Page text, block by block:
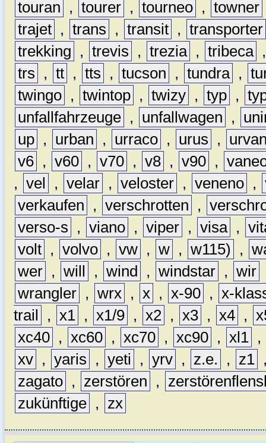
touran , tourer , tourneo , towner
trajet , trans , transit , transporter
trekking
, trevis , trezia , tribeca
trs
, tt , tts , tucson , tundra ,
twingo , twintop , twizy , typ ,
unfallfahrzeuge , unfallwagen ,
up , urban , urraco , urus ,
v6 , v60 , v70 , v8 , v90 ,
, vel , velar , veloster , veneno ,
verkaufen
, verschrotten ,
verso-s
, viano , viper , visa ,
volt , volvo , vw , w , w115) ,
wer , will , wind , windstar , wir
wrangler , wrx , x , x-90 , x-
trail
, x1 , x1/9 , x2 , x3 , x4 ,
xc40 , xc60 , xc70 , xc90 , xl1 ,
xv , yaris , yeti , yrv , z.e. , z1
zagato , zerstören ,
zukünftige , zx